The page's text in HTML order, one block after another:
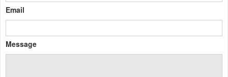
Email
Message